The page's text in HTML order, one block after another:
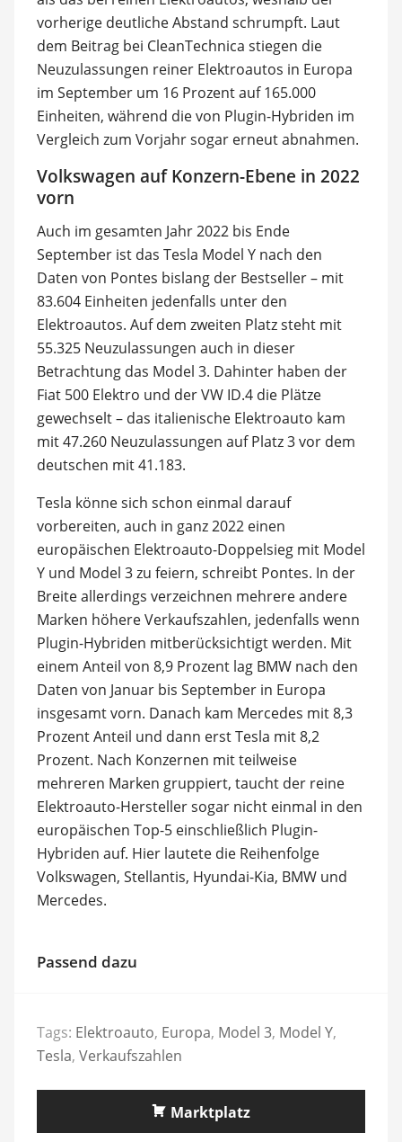
vorherige deutliche Abstand schrumpft. Laut
dem Beitrag bei CleanTechnica stiegen die
Neuzulassungen reiner Elektroautos in Europa
im September um 16 Prozent auf 165.000
Einheiten, während die von Plugin-Hybriden im
Vergleich zum Vorjahr sogar erneut abnahmen.
Volkswagen auf Konzern-Ebene in 2022
vorn
Auch im gesamten Jahr 2022 bis Ende
September ist das Tesla Model Y nach den
Daten von Pontes bislang der Bestseller – mit
83.604 Einheiten jedenfalls unter den
Elektroautos. Auf dem zweiten Platz steht mit
55.325 Neuzulassungen auch in dieser
Betrachtung das Model 3. Dahinter haben der
Fiat 500 Elektro und der VW ID.4 die Plätze
gewechselt – das italienische Elektroauto kam
mit 47.260 Neuzulassungen auf Platz 3 vor dem
deutschen mit 41.183.
Tesla könne sich schon einmal darauf
vorbereiten, auch in ganz 2022 einen
europäischen Elektroauto-Doppelsieg mit Model
Y und Model 3 zu feiern, schreibt Pontes. In der
Breite allerdings verzeichnen mehrere andere
Marken höhere Verkaufszahlen, jedenfalls wenn
Plugin-Hybriden mitberücksichtigt werden. Mit
einem Anteil von 8,9 Prozent lag BMW nach den
Daten von Januar bis September in Europa
insgesamt vorn. Danach kam Mercedes mit 8,3
Prozent Anteil und dann erst Tesla mit 8,2
Prozent. Nach Konzernen mit teilweise
mehreren Marken gruppiert, taucht der reine
Elektroauto-Hersteller sogar nicht einmal in den
europäischen Top-5 einschließlich Plugin-
Hybriden auf. Hier lautete die Reihenfolge
Volkswagen, Stellantis, Hyundai-Kia, BMW und
Mercedes.
Passend dazu
Tags: Elektroauto, Europa, Model 3, Model Y,
Tesla, Verkaufszahlen
Marktplatz